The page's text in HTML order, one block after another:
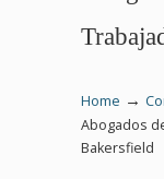
Home →
Abogados
Bakersfield